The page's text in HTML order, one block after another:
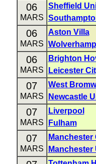
06
MARS
Sheffield
06
MARS
Aston Villa
06
MARS
Brighton
Leicester
07
MARS
West
Newcastle
07
MARS
Liverpool
Fulham
07
MARS
Manchester
Manchester